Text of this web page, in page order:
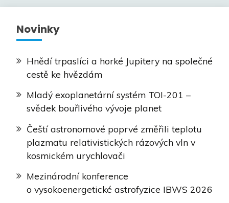
Novinky
Hnědí trpaslíci a horké Jupitery na společné
cestě ke hvězdám
Mladý exoplanetární systém TOI-201 –
svědek bouřlivého vývoje planet
Čeští astronomové poprvé změřili teplotu
plazmatu relativistických rázových vln v
kosmickém urychlovači
Mezinárodní konference
o vysokoenergetické astrofyzice IBWS 2026